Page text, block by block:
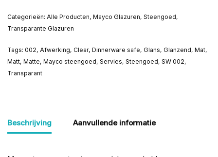
Categorieën: Alle Producten, Mayco Glazuren, Steengoed,
Transparante Glazuren
Tags: 002, Afwerking, Clear, Dinnerware safe, Glans, Glanzend, Mat,
Matt, Matte, Mayco steengoed, Servies, Steengoed, SW 002,
Transparant
Beschrijving Aanvullende informatie